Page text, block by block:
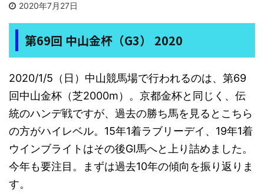
2020年7月27日
第69回 中山金杯（G3） 2020
2020/1/5（日）中山競馬場で行われるのは、第69
回中山金杯（芝2000m）。京都金杯と同じく、伝
統のハンデ戦ですが、過去の勝ち馬を見るとこちら
の方がハイレベル。15年1着ラブリーデイ、19年1着
ウインブライトはその後GI馬へと上り詰めました。
今年も要注目。まずは過去10年の傾向を振り返りま
す。